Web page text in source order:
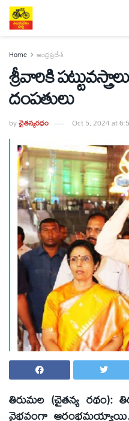
Home ఆంధ్రప్రదేశ్
శ్రీవారికి
దంపతులు
byచైతన్యరధం Oct 5, 2024 at
తిరుమల (చైతన్య రథం):
వైభవంగా ఆరంభమయ్యాయి.